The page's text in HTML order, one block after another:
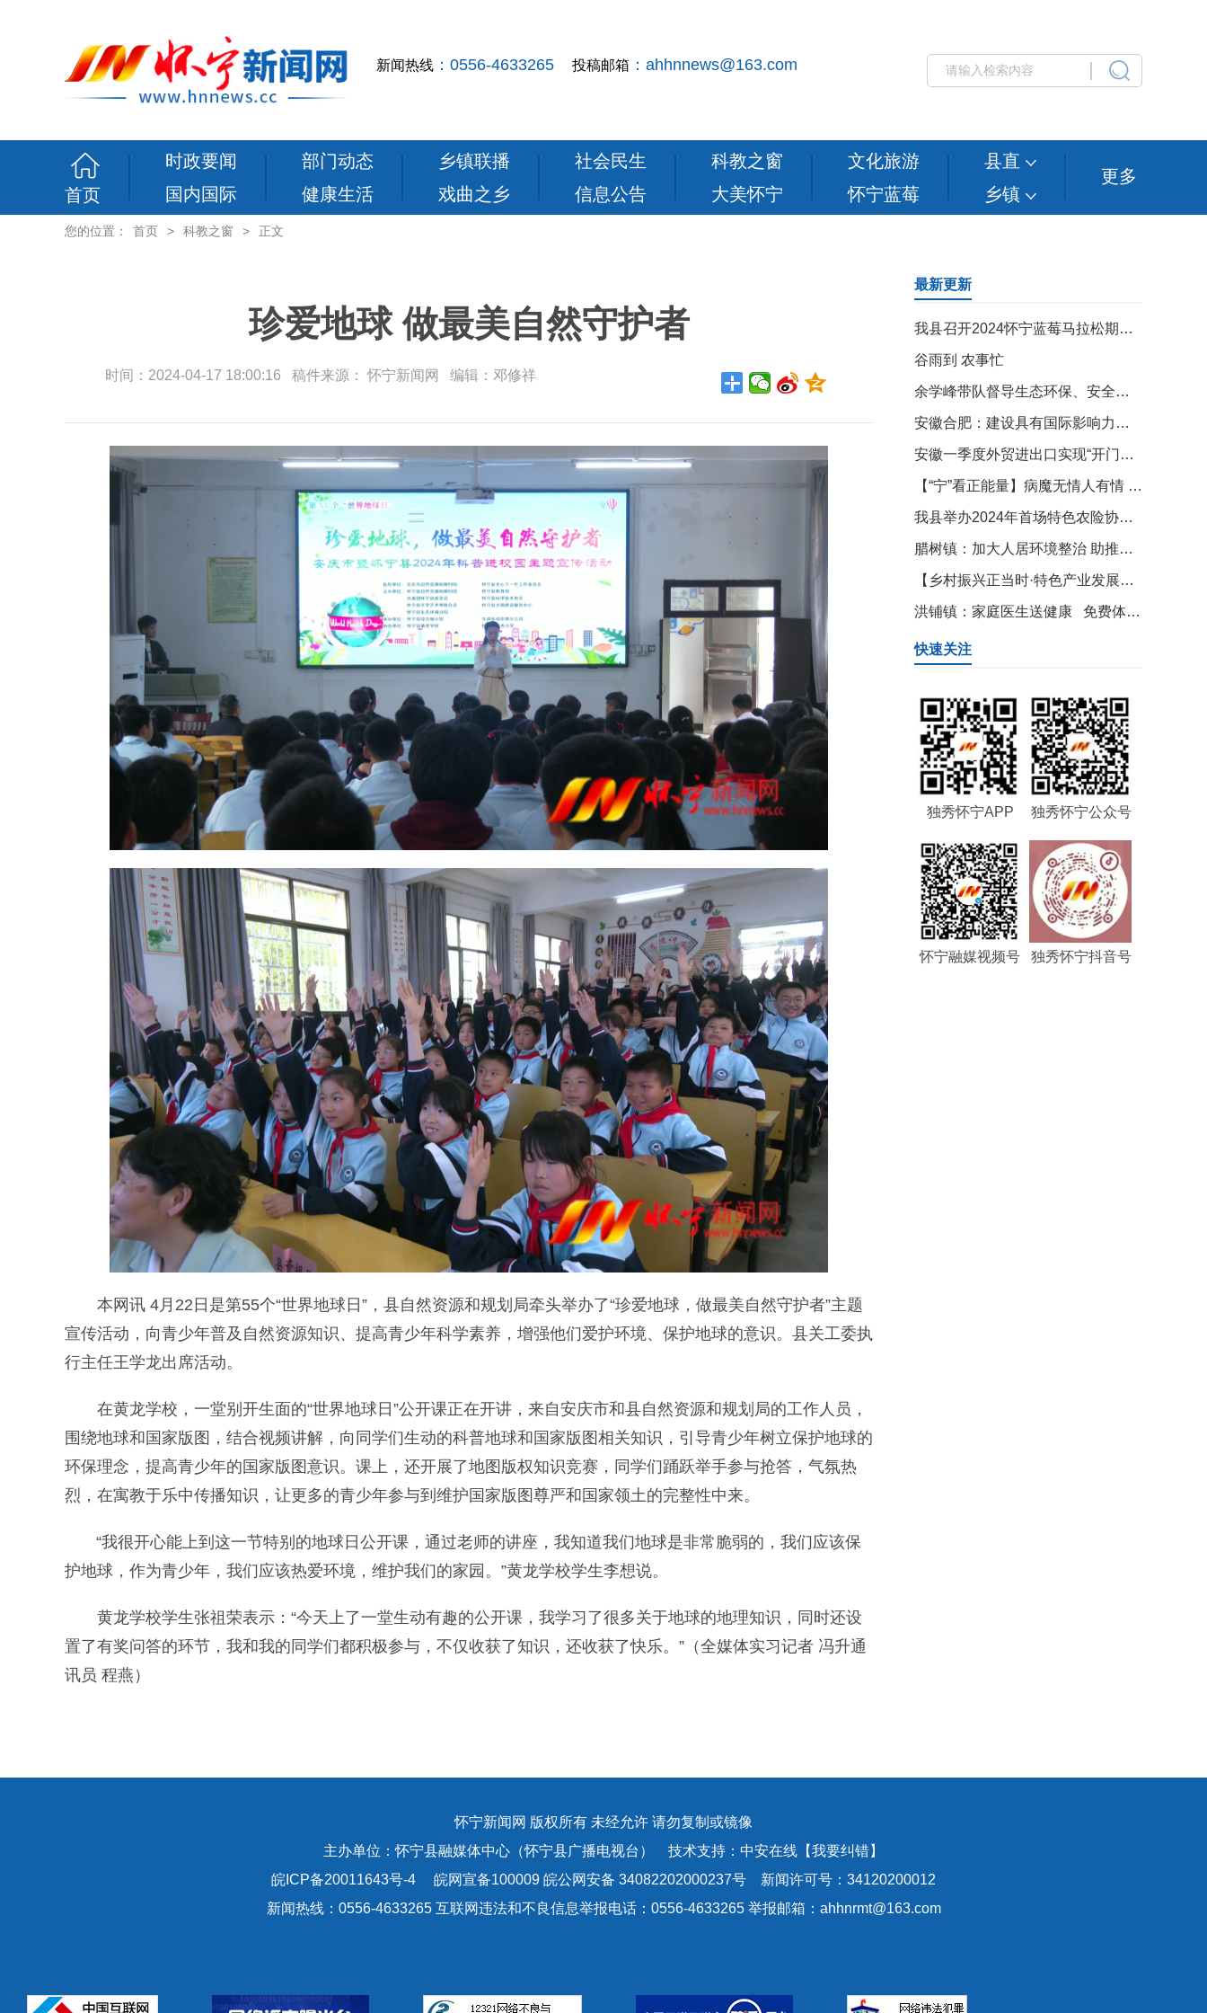
新闻热线 ：0556-4633265 投稿邮箱 ：ahhnnews@163.com
首页
时政要闻
国内国际
部门动态
健康生活
乡镇联播
戏曲之乡
社会民生
信息公告
科教之窗
大美怀宁
文化旅游
怀宁蓝莓
县直
乡镇
更多
您的位置： 首页 > 科教之窗 > 正文
珍爱地球 做最美自然守护者
时间：2024-04-17 18:00:16 稿件来源： 怀宁新闻网 编辑：邓修祥
本网讯 4月22日是第55个“世界地球日”，县自然资源和规划局牵头举办了“珍爱地球，做最美自然守护者”主题
宣传活动，向青少年普及自然资源知识、提高青少年科学素养，增强他们爱护环境、保护地球的意识。县关工委执
行主任王学龙出席活动。
在黄龙学校，一堂别开生面的“世界地球日”公开课正在开讲，来自安庆市和县自然资源和规划局的工作人员，
围绕地球和国家版图，结合视频讲解，向同学们生动的科普地球和国家版图相关知识，引导青少年树立保护地球的
环保理念，提高青少年的国家版图意识。课上，还开展了地图版权知识竞赛，同学们踊跃举手参与抢答，气氛热
烈，在寓教于乐中传播知识，让更多的青少年参与到维护国家版图尊严和国家领土的完整性中来。
“我很开心能上到这一节特别的地球日公开课，通过老师的讲座，我知道我们地球是非常脆弱的，我们应该保
护地球，作为青少年，我们应该热爱环境，维护我们的家园。”黄龙学校学生李想说。
黄龙学校学生张祖荣表示：“今天上了一堂生动有趣的公开课，我学习了很多关于地球的地理知识，同时还设
置了有奖问答的环节，我和我的同学们都积极参与，不仅收获了知识，还收获了快乐。”（全媒体实习记者 冯升通
讯员 程燕）
最新更新
我县召开2024怀宁蓝莓马拉松期间市场主体集中约谈会
谷雨到 农事忙
余学峰带队督导生态环保、安全生产和防汛工作
安徽合肥：建设具有国际影响力的“低空之城”
安徽一季度外贸进出口实现“开门红” 同比增长8.6%
【“宁”看正能量】病魔无情人有情 爱心助力送温暖
我县举办2024年首场特色农险协保员培训会
腊树镇：加大人居环境整治 助推和美乡村建设
【乡村振兴正当时·特色产业发展】腊树镇：小苔藓串联大产业
洪铺镇：家庭医生送健康 免费体检到家门
快速关注
独秀怀宁APP 独秀怀宁公众号
怀宁融媒视频号 独秀怀宁抖音号
怀宁新闻网 版权所有 未经允许 请勿复制或镜像
主办单位：怀宁县融媒体中心（怀宁县广播电视台） 技术支持：中安在线【我要纠错】
皖ICP备20011643号-4 皖网宣备100009 皖公网安备 34082202000237号 新闻许可号：34120200012
新闻热线：0556-4633265 互联网违法和不良信息举报电话：0556-4633265 举报邮箱：ahhnrmt@163.com